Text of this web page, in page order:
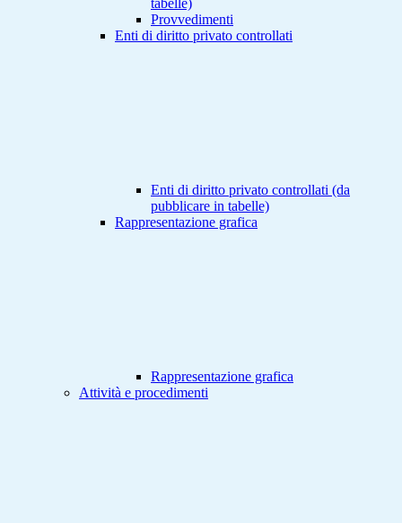
tabelle)
Provvedimenti
Enti di diritto privato controllati
Enti di diritto privato controllati (da
pubblicare in tabelle)
Rappresentazione grafica
Rappresentazione grafica
Attività e procedimenti